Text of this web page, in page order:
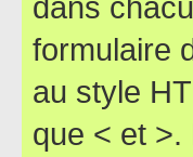
formulaire
au style
que < et >.